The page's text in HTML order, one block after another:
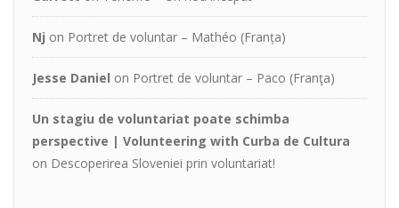
Nj on Portret de voluntar – Mathéo (Franța)
Jesse Daniel on Portret de voluntar – Paco (Franţa)
Un stagiu de voluntariat poate schimba
perspective | Volunteering with Curba de Cultura
on Descoperirea Sloveniei prin voluntariat!